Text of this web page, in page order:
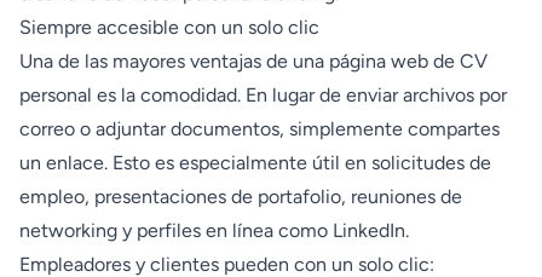
Siempre accesible con un solo clic
Una de las mayores ventajas de una página web de CV
personal es la comodidad. En lugar de enviar archivos por
correo o adjuntar documentos, simplemente compartes
un enlace. Esto es especialmente útil en solicitudes de
empleo, presentaciones de portafolio, reuniones de
networking y perfiles en línea como LinkedIn.
Empleadores y clientes pueden con un solo clic: